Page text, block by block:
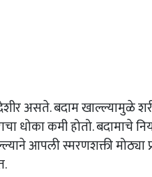
असते. बदाम खाल्ल्यामुळे
धोका कमी होतो. बदामाचे
आपली स्मरणशक्ती मोठ्या